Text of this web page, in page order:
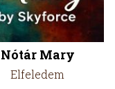
Nótár Mary
Elfeledem